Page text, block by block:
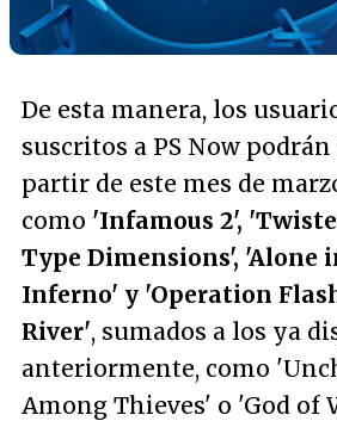
De esta manera, los
suscritos a PS Now
partir de este mes de
como 'Infamous 2',
Type Dimensions', 'Alone
Inferno' y 'Operation
River', sumados a los ya
anteriormente, como
Among Thieves' o 'God of